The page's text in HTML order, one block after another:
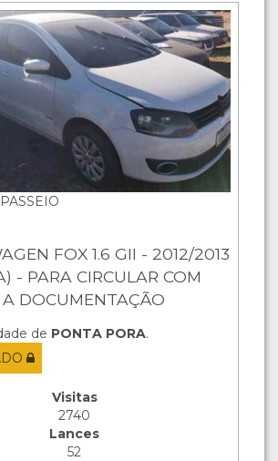
FOX 1.6 GII - 2012/2013
- PARA CIRCULAR COM
DOCUMENTAÇÃO
de PONTA PORA.
Visitas
2740
Lances
52